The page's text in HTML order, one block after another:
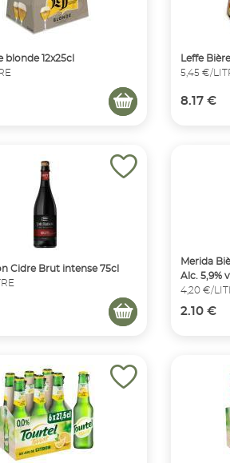
blonde 12x25cl
Leffe
5,45 €/
8.17 €
Cidre Brut intense 75cl
Merida
Alc. 5,9%
4,20 €/
2.10 €